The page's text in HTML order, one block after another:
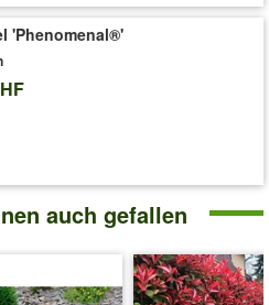
'Phenomenal®'
auch gefallen